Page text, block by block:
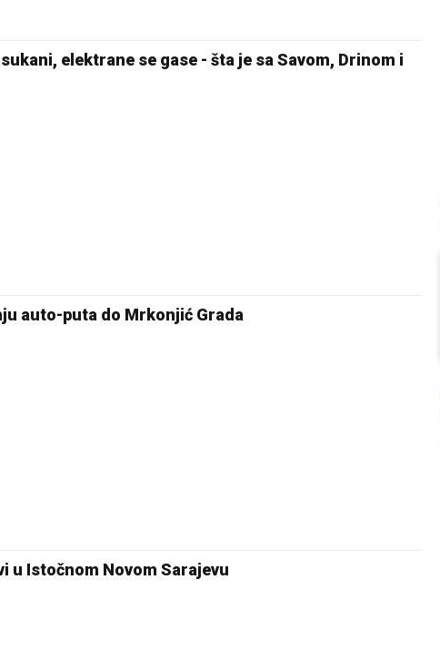
elektrane se gase - šta je sa Savom, Drinom i
auto-puta do Mrkonjić Grada
u Istočnom Novom Sarajevu